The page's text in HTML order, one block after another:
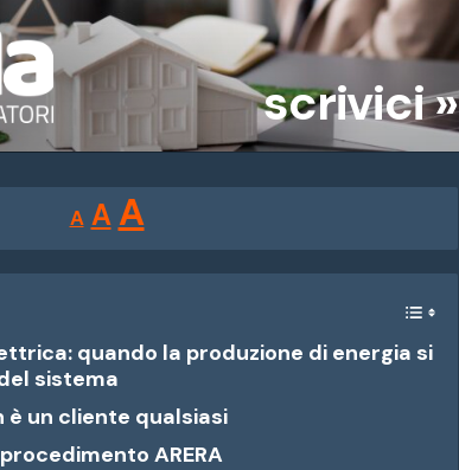
scrivici »
A
Reducir
tamaño
de
fuente.
A Restablecer
tamaño
de
AAumentar
tamaño
fuente.
quando la produzione di energia si
sistema
è un cliente qualsiasi
ARERA